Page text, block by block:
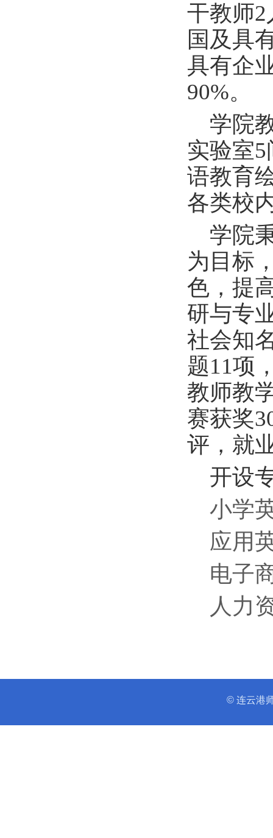
干教师2
国及具
具有企
90%。
学院
实验室5
语教育
各类校
学院
为目标
色，提
研与专
社会知
题11项
教师教
赛获奖
评，就
开设
小学
应用
电子
人力
© 连云港